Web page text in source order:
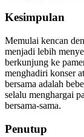
Kesimpulan
Memulai kencan
menjadi lebih
berkunjung ke
menghadiri konser
bersama adalah
selalu menghargai
bersama-sama.
Penutup